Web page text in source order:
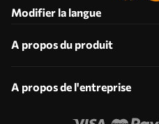
Modifier la langue
A propos du produit
A propos de l'entreprise